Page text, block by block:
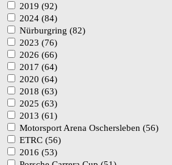
2019 (92)
2024 (84)
Nürburgring (82)
2023 (76)
2026 (66)
2017 (64)
2020 (64)
2018 (63)
2025 (63)
2013 (61)
Motorsport Arena Oschersleben (56)
ETRC (56)
2016 (53)